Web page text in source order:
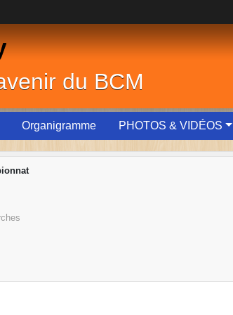
du BCM
Organigramme PHOTOS & VIDÉOS